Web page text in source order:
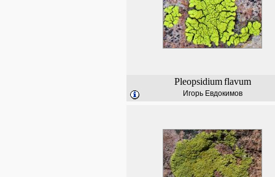
Pleopsidium flavum
Игорь Евдокимов